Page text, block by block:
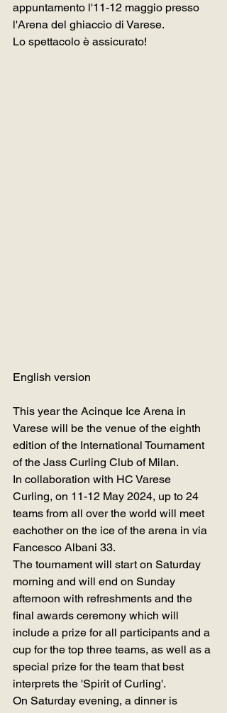
appuntamento l'11-12 maggio presso
l'Arena del ghiaccio di Varese.
Lo spettacolo è assicurato!
English version
This year the Acinque Ice Arena in
Varese will be the venue of the eighth
edition of the International Tournament
of the Jass Curling Club of Milan.
In collaboration with HC Varese
Curling, on 11-12 May 2024, up to 24
teams from all over the world will meet
eachother on the ice of the arena in via
Fancesco Albani 33.
The tournament will start on Saturday
morning and will end on Sunday
afternoon with refreshments and the
final awards ceremony which will
include a prize for all participants and a
cup for the top three teams, as well as a
special prize for the team that best
interprets the 'Spirit of Curling'.
On Saturday evening, a dinner is